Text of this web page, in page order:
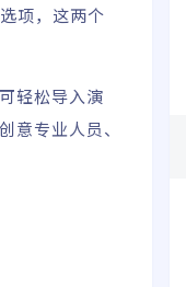
项，这两个
轻松导入演
意专业人员、